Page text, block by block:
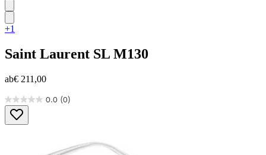
+1
Saint Laurent SL M130
ab€ 211,00
0.0 (0)
0.0
von
5